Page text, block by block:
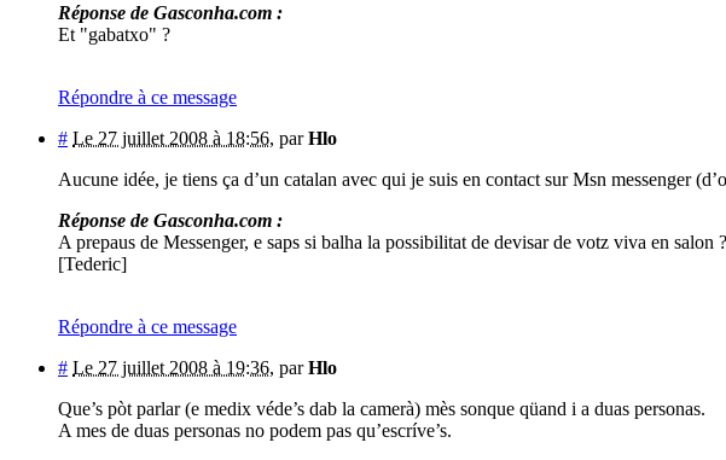
Réponse de Gasconha.com :
Et "gabatxo" ?
Répondre à ce message
# Le 27 juillet 2008 à 18:56, parHlo
Aucune idée, je tiens ça d’un catalan avec qui je suis en contact sur Msn messenger
Réponse de Gasconha.com :
A prepaus de Messenger, e saps si balha la possibilitat de devisar de votz viva en salon
[Tederic]
Répondre à ce message
# Le 27 juillet 2008 à 19:36, parHlo
Que’s pòt parlar (e medix véde’s dab la camerà) mès sonque qüand i a duas personas.
A mes de duas personas no podem pas qu’escríve’s.